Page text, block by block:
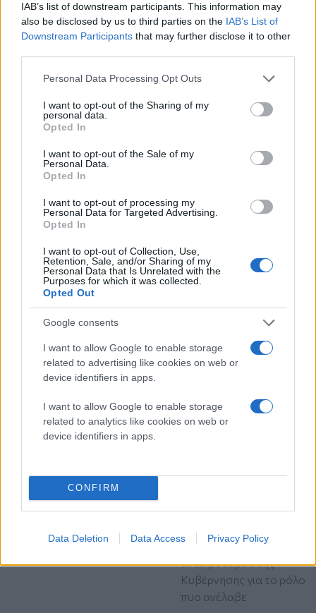
IAB’s list of downstream participants. This information may
also be disclosed by us to third parties on the IAB’s List of
Downstream Participants that may further disclose it to other
Please note that this website/app uses one or more Google
not limited to your visit or usage behaviour. You may click to
grant or deny consent to Google and its third-party tags to
use your data for below specified purposes in below Google
consent section.
Personal Data Processing Opt Outs
I want to opt-out of the Sharing of my
personal data.
Opted In
I want to opt-out of the Sale of my
Personal Data.
Opted In
I want to opt-out of processing my
Personal Data for Targeted Advertising.
Opted In
I want to opt-out of Collection, Use,
Retention, Sale, and/or Sharing of my
Personal Data that Is Unrelated with the
Purposes for which it was collected.
Opted Out
Google consents
I want to allow Google to enable storage
related to advertising like cookies on web or
device identifiers in apps.
I want to allow Google to enable storage
related to analytics like cookies on web or
device identifiers in apps.
CONFIRM
Data Deletion Data Access Privacy Policy
Διαβάστε περισσότερα
Παρασκευή 14 Μαρ 2025, 21:50
οι δύο βασικές
Με ανάρτηση στα
τοποθέτηση του νέου
αντιπροέδρου της
Κυβέρνησης για το ρόλο
πυο ανέλαβε